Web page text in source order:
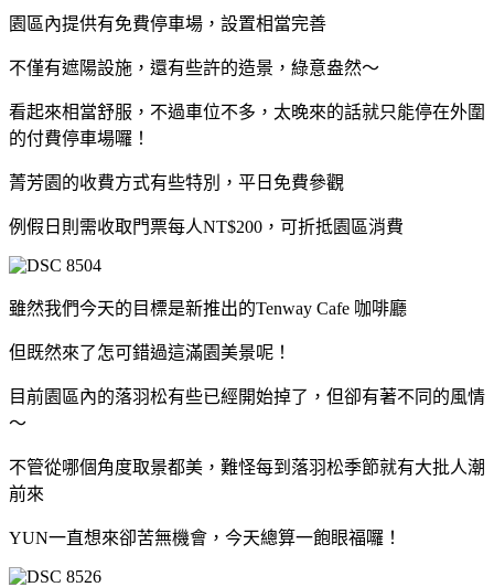
園區內提供有免費停車場，設置相當完善
不僅有遮陽設施，還有些許的造景，綠意盎然～
看起來相當舒服，不過車位不多，太晚來的話就只能停在外圍
的付費停車場囉！
菁芳園的收費方式有些特別，平日免費參觀
例假日則需收取門票每人NT$200，可折抵園區消費
雖然我們今天的目標是新推出的Tenway Cafe 咖啡廳
但既然來了怎可錯過這滿園美景呢！
目前園區內的落羽松有些已經開始掉了，但卻有著不同的風情
～
不管從哪個角度取景都美，難怪每到落羽松季節就有大批人潮
前來
YUN一直想來卻苦無機會，今天總算一飽眼福囉！